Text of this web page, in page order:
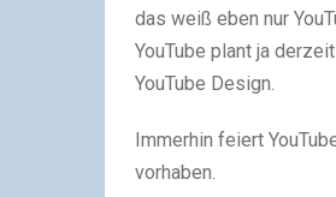
das weiß eben nur
YouTube plant ja
YouTube Design.
Immerhin feiert
vorhaben.